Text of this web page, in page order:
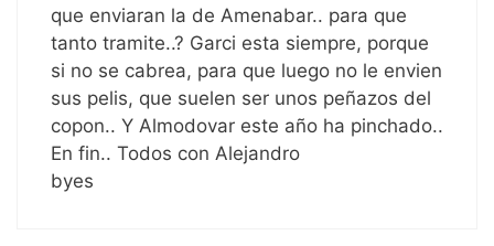
que enviaran la de Amenabar.. para que
tanto tramite..? Garci esta siempre, porque
si no se cabrea, para que luego no le envien
sus pelis, que suelen ser unos peñazos del
copon.. Y Almodovar este año ha pinchado..
En fin.. Todos con Alejandro
byes